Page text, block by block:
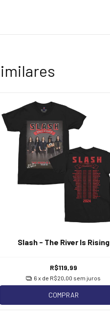
Slash - The River Is Rising
R$119,99
6 x de R$20,00 sem juros
COMPRAR